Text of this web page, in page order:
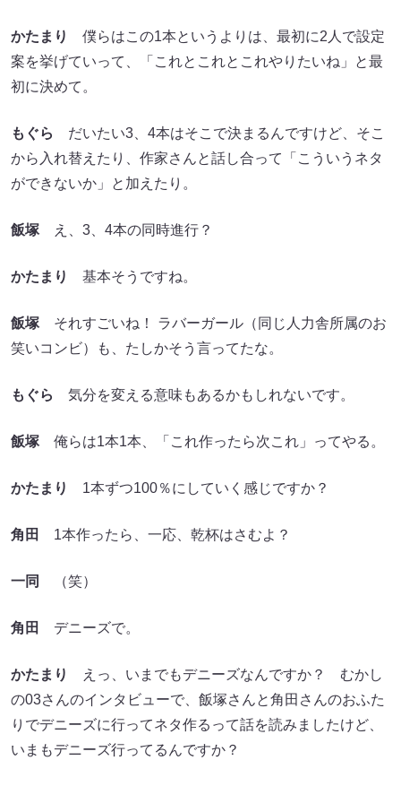
かたまり
僕らはこの1本というよりは、最初に2人で設定
案を挙げていって、「これとこれとこれやりたいね」と最
初に決めて。
もぐら
だいたい3、4本はそこで決まるんですけど、そこ
から入れ替えたり、作家さんと話し合って「こういうネタ
ができないか」と加えたり。
飯塚 え、3、4本の同時進行？
かたまり 基本そうですね。
飯塚 それすごいね！ ラバーガール（同じ人力舎所属のお
笑いコンビ）も、たしかそう言ってたな。
もぐら 気分を変える意味もあるかもしれないです。
飯塚 俺らは1本1本、「これ作ったら次これ」ってやる。
かたまり 1本ずつ100％にしていく感じですか？
角田 1本作ったら、一応、乾杯はさむよ？
一同 （笑）
角田 デニーズで。
かたまり
えっ、いまでもデニーズなんですか？ むかし
の03さんのインタビューで、飯塚さんと角田さんのおふた
りでデニーズに行ってネタ作るって話を読みましたけど、
いまもデニーズ行ってるんですか？